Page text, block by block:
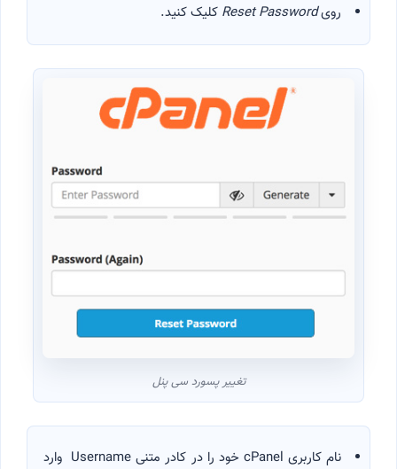
رویReset Password کلیک کنید.
تغییر پسورد سی پنل
نام کاربری cPanel خود را در کادر متنی Username وارد